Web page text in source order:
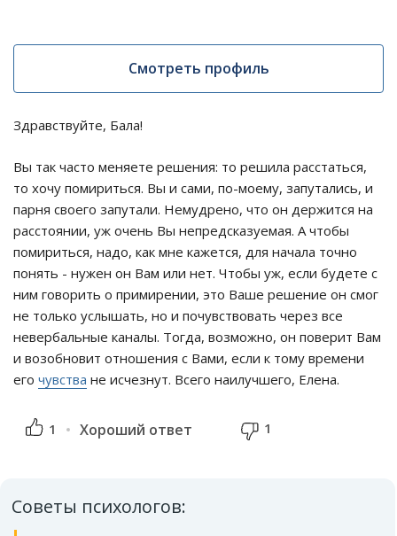
Смотреть профиль
Здравствуйте, Бала!
Вы так часто меняете решения: то решила расстаться,
то хочу помириться. Вы и сами, по-моему, запутались, и
парня своего запутали. Немудрено, что он держится на
расстоянии, уж очень Вы непредсказуемая. А чтобы
помириться, надо, как мне кажется, для начала точно
понять - нужен он Вам или нет. Чтобы уж, если будете с
ним говорить о примирении, это Ваше решение он смог
не только услышать, но и почувствовать через все
невербальные каналы. Тогда, возможно, он поверит Вам
и возобновит отношения с Вами, если к тому времени
его чувства не исчезнут. Всего наилучшего, Елена.
1 Хороший ответ 1
Советы психологов: